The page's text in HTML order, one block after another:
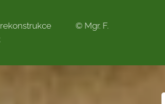
rekonstrukce © Mgr. F.